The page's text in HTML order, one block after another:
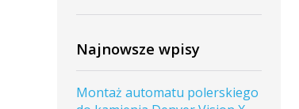
Najnowsze wpisy
Montaż automatu polerskiego